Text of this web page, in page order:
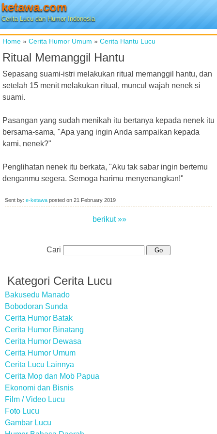
ketawa.com
Cerita Lucu dan Humor Indonesia
Home » Cerita Humor Umum » Cerita Hantu Lucu
Ritual Memanggil Hantu
Sepasang suami-istri melakukan ritual memanggil hantu, dan
setelah 15 menit melakukan ritual, muncul wajah nenek si
suami.
Pasangan yang sudah menikah itu bertanya kepada nenek itu
bersama-sama, "Apa yang ingin Anda sampaikan kepada
kami, nenek?"
Penglihatan nenek itu berkata, "Aku tak sabar ingin bertemu
denganmu segera. Semoga harimu menyenangkan!"
Sent by: e-ketawa posted on 21 February 2019
berikut »»
Cari
Kategori Cerita Lucu
Bakusedu Manado
Bobodoran Sunda
Cerita Humor Batak
Cerita Humor Binatang
Cerita Humor Dewasa
Cerita Humor Umum
Cerita Lucu Lainnya
Cerita Mop dan Mob Papua
Ekonomi dan Bisnis
Film / Video Lucu
Foto Lucu
Gambar Lucu